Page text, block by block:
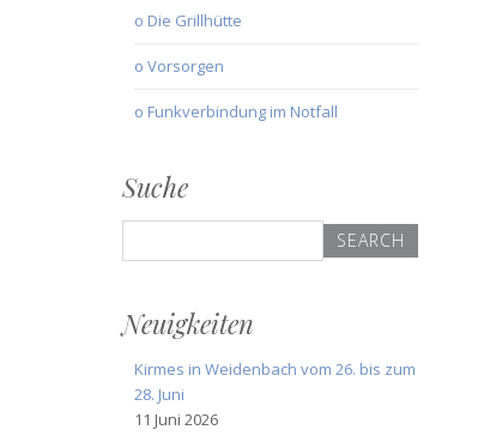
o Die Grillhütte
o Vorsorgen
o Funkverbindung im Notfall
Suche
for:
Neuigkeiten
Kirmes in Weidenbach vom 26. bis zum
28. Juni
11 Juni 2026